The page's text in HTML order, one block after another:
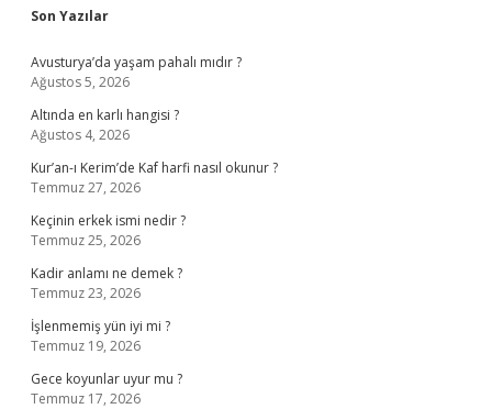
Sidebar
Son Yazılar
Avusturya’da yaşam pahalı mıdır ?
Ağustos 5, 2026
Altında en karlı hangisi ?
Ağustos 4, 2026
Kur’an-ı Kerim’de Kaf harfi nasıl okunur ?
Temmuz 27, 2026
Keçinin erkek ismi nedir ?
Temmuz 25, 2026
Kadir anlamı ne demek ?
Temmuz 23, 2026
İşlenmemiş yün iyi mi ?
Temmuz 19, 2026
Gece koyunlar uyur mu ?
Temmuz 17, 2026